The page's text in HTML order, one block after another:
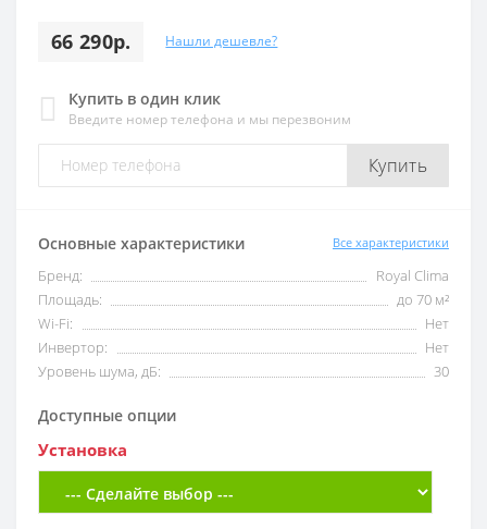
66 290р. Нашли дешевле?
Купить в один клик
Введите номер телефона и мы перезвоним
Купить
Основные характеристики Все характеристики
Бренд:
Royal Clima
Площадь:
до 70 м²
Wi-Fi:
Нет
Инвертор:
Нет
Уровень шума, дБ:
30
Доступные опции
Установка